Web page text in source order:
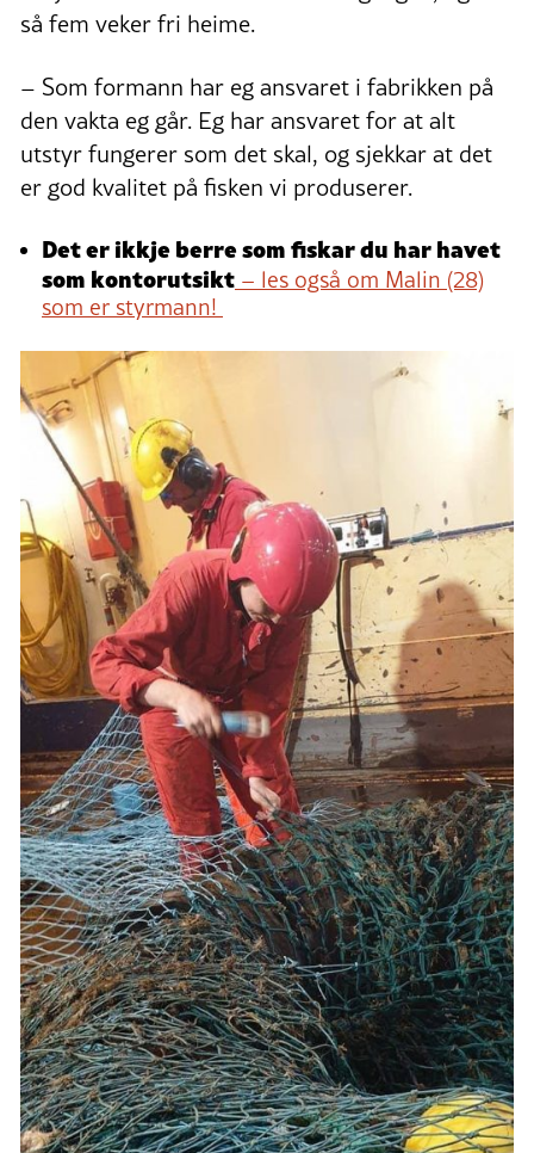
så fem veker fri heime.
– Som formann har eg ansvaret i fabrikken på
den vakta eg går. Eg har ansvaret for at alt
utstyr fungerer som det skal, og sjekkar at det
er god kvalitet på fisken vi produserer.
Det er ikkje berre som fiskar du har havet
som kontorutsikt – les også om Malin (28)
som er styrmann!